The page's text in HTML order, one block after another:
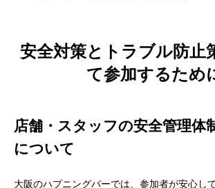
安全対策とトラブル防止
て参加するため
店舗・スタッフの安全管理体
について
大阪のハプニングバーでは、参加者が安心し